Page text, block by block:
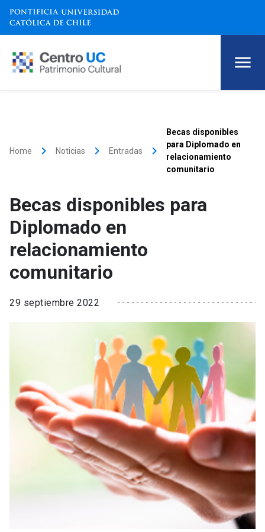
Home keyboard_arrow_right Noticias keyboard_arrow_right Entradas keyboard_arrow_right
Becas disponibles
para Diplomado en
relacionamiento
comunitario
Becas disponibles para
Diplomado en
relacionamiento
comunitario
29 septiembre 2022